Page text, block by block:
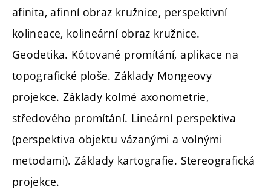
afinita, afinní obraz kružnice, perspektivní
kolineace, kolineární obraz kružnice.
Geodetika. Kótované promítání, aplikace na
topografické ploše. Základy Mongeovy
projekce. Základy kolmé axonometrie,
středového promítání. Lineární perspektiva
(perspektiva objektu vázanými a volnými
metodami). Základy kartografie. Stereografická
projekce.